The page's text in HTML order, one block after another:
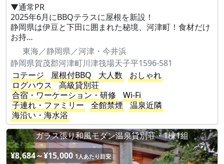
▼通常PR
2025年6月にBBQテラスに屋根を新設！
静岡県は伊豆と下田に囲まれた秘境、河津町！食材だけ
お持…
東海／静岡県／河津・今井浜
静岡県賀茂郡河津町川津筏場天子平1596-581
コテージ
屋根付BBQ 大人数
おしゃれ
ログハウス
高級貸別荘
合宿・ワーケーション・研修
Wi-Fi
子連れ・ファミリー
全館禁煙
温泉近隣
海沿い・海水浴
ガラス張り和風モダン温泉貸別荘・1棟1組
¥8,684～¥15,000 1人あたり目安